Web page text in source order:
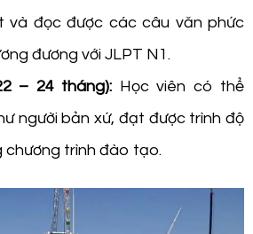
và đọc được các câu văn phức
đương với JLPT N1.
– 24 tháng): Học viên có thể
người bản xứ, đạt được trình độ
trình đào tạo.